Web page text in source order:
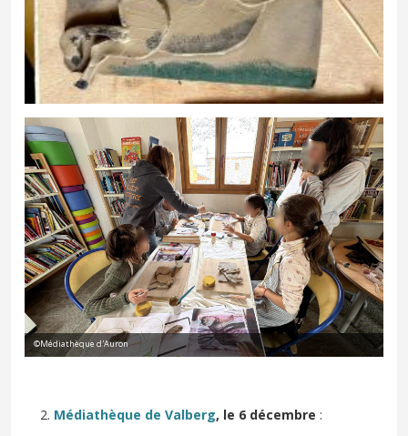
©Médiathèque d'Auron
Médiathèque de Valberg, le 6 décembre :